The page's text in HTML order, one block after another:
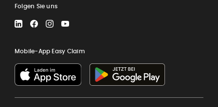
Folgen Sie uns
LinkedInFacebookInstagramYouTube
Mobile-App Easy Claim